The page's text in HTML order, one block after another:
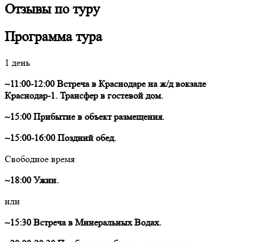
Отзывы по туру
Программа тура
1 день
~11:00-12:00 Встреча в Краснодаре на ж/д вокзале
Краснодар-1. Трансфер в гостевой дом.
~15:00 Прибытие в объект размещения.
~15:00-16:00 Поздний обед.
Свободное время
~18:00 Ужин.
или
~15:30 Встреча в Минеральных Водах.